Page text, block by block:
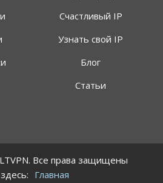
Счастливый IP
Узнать свой IP
Блог
Статьи
Все права защищены
Главная